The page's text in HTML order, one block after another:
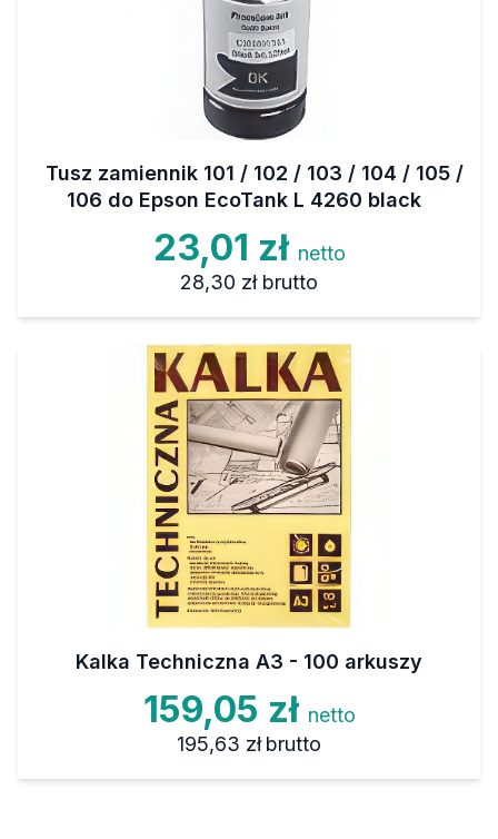
Tusz zamiennik 101 / 102 / 103 / 104 / 105 /
106 do Epson EcoTank L 4260 black
23,01 zł netto
28,30 zł brutto
Kalka Techniczna A3 - 100 arkuszy
159,05 zł netto
195,63 zł brutto